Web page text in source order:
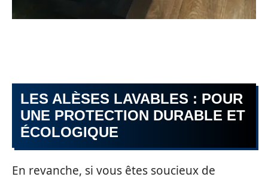
LES ALÈSES LAVABLES : POUR
UNE PROTECTION DURABLE ET
ÉCOLOGIQUE
En revanche, si vous êtes soucieux de